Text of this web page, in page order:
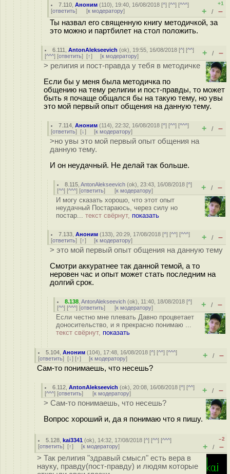
7.110 ,Аноним (110), 19:40, 16/08/2018 [^] [^^] [^^^]
[ответить] [к модератору]
+1
+ / –
Ты назвал его священную книгу методичкой, за
это можно и партбилет на стол положить.
6.111 ,AntonAlekseevich (ok), 19:55, 16/08/2018 [^] [^^]
[^^^] [ответить] [↑] [к модератору] + / –
> религия и пост-правда у тебя в методичке
Если бы у меня была методичка по
общению на тему религии и пост-правды, то может
быть я почаще общался бы на такую тему, но увы
это мой первый опыт общения на данную тему.
7.114 ,Аноним (114), 22:32, 16/08/2018 [^] [^^] [^^^]
[ответить] [↓] [к модератору] + / –
>но увы это мой первый опыт общения на
данную тему.
И он неудачный. Не делай так больше.
8.115 ,AntonAlekseevich (ok), 23:43, 16/08/2018 [^]
[^^] [^^^] [ответить] [к модератору] + / –
И могу сказать хорошо, что этот опыт
неудачный Постараюсь, через силу но
постар... текст свёрнут, показать
7.133 ,Аноним (133), 20:29, 17/08/2018 [^] [^^] [^^^]
[ответить] [↑] [к модератору] + / –
> это мой первый опыт общения на данную тему
Смотри аккуратнее так данной темой, а то
неровен час и опыт может стать последним на
долгий срок.
8.138 ,AntonAlekseevich (ok), 11:40, 18/08/2018 [^]
[^^] [^^^] [ответить] [к модератору] + / –
Если честно мне плевать Давно процветает
доносительство, и я прекрасно понимаю ...
текст свёрнут, показать
5.104 ,Аноним (104), 17:48, 16/08/2018 [^] [^^] [^^^]
[ответить] [↓] [↑] [к модератору] + / –
Сам-то понимаешь, что несешь?
6.112 ,AntonAlekseevich (ok), 20:08, 16/08/2018 [^] [^^]
[^^^] [ответить] [к модератору] + / –
> Сам-то понимаешь, что несешь?
Вопрос хороший и, да я понимаю что я пишу.
5.128 ,kai3341 (ok), 14:32, 17/08/2018 [^] [^^] [^^^]
[ответить] [↑] [к модератору]
–2
+ / –
> Так религия "здравый смысл" есть вера в
науку, правду(пост-правду) и людям которые